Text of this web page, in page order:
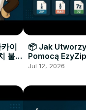
이
불필
📦 Jak
Pomocą
Instalacji
Jul 12, 2026